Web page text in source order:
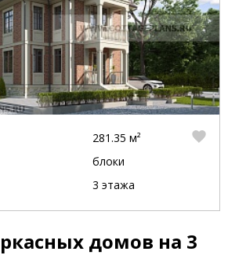
281.35 м²
блоки
3 этажа
домов на 3